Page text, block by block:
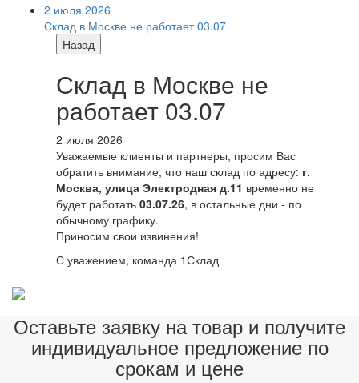
2 июля 2026
Склад в Москве не работает 03.07
Назад
Склад в Москве не
работает 03.07
2 июля 2026
Уважаемые клиенты и партнеры, просим Вас
обратить внимание, что наш склад по адресу: г.
Москва, улица Электродная д.11 временно не
будет работать 03.07.26, в остальные дни - по
обычному графику.
Приносим свои извинения!
С уважением, команда 1Склад
Оставьте заявку на товар и получите
индивидуальное предложение по
срокам и цене